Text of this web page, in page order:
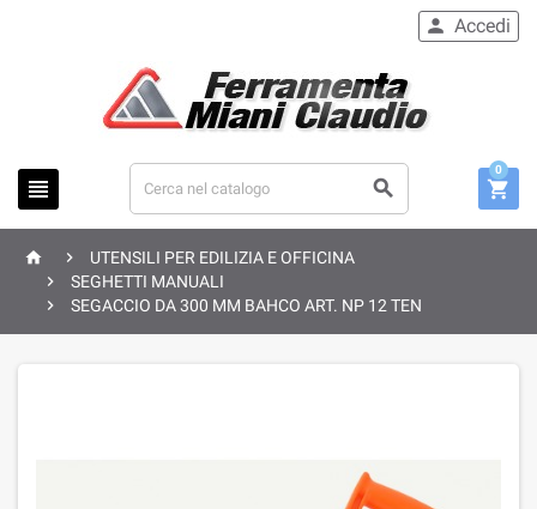
 
 Accedi

0
 
UTENSILI PER EDILIZIA E OFFICINA

SEGHETTI MANUALI

SEGACCIO DA 300 MM BAHCO ART. NP 12 TEN